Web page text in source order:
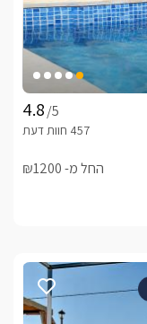
/5
החל מ- ₪1200